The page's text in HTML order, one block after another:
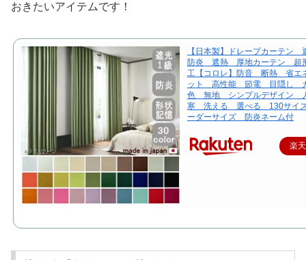
おきたいアイテムです！
【日本製】ドレープカーテ
防炎 遮熱 厚地カーテン 超
工【コロレ】防音 断熱 省
ット 高性能 節電 目隠し
色 無地 シンプルデザイン
寒 洗える 選べる 130サイ
ーダーサイズ 防炎ネーム付
楽